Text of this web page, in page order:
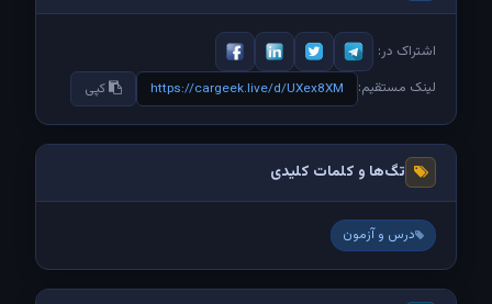
اشتراک در:
لینک مستقیم: https://cargeek.live/d/UXex8XM کپی
تگ‌ها و کلمات کلیدی
درس و آزمون